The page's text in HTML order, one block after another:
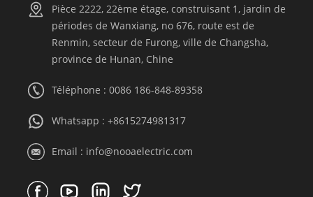
Pièce 2222, 22ème étage, construisant 1, jardin de
périodes de Wanxiang, no 676, route est de
Renmin, secteur de Furong, ville de Changsha,
province de Hunan, Chine
Téléphone : 0086 186-848-89358
Whatsapp : +8615274981317
Email : info@nooaelectric.com